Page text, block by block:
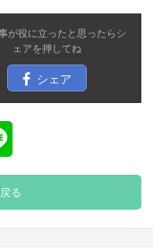
が役に立ったと思ったらシ
ェアを押してね
シェア
る